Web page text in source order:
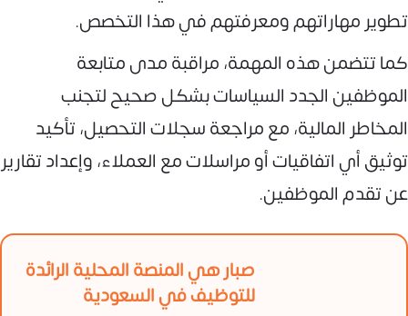
تطوير مهاراتهم ومعرفتهم في هذا التخصص.
كما تتضمن هذه المهمة، مراقبة مدى متابعة
الموظفين الجدد السياسات بشكل صحيح لتجنب
المخاطر المالية، مع مراجعة سجلات التحصيل، تأكيد
توثيق أي اتفاقيات أو مراسلات مع العملاء، وإعداد تقارير
عن تقدم الموظفين.
صبار هي المنصة المحلية الرائدة
للتوظيف في السعودية